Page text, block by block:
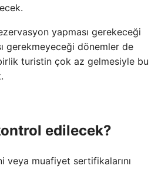
yapması gerekeceği
gerekmeyeceği dönemler de
turistin çok az gelmesiyle bu
edilecek?
veya muafiyet sertifikalarını